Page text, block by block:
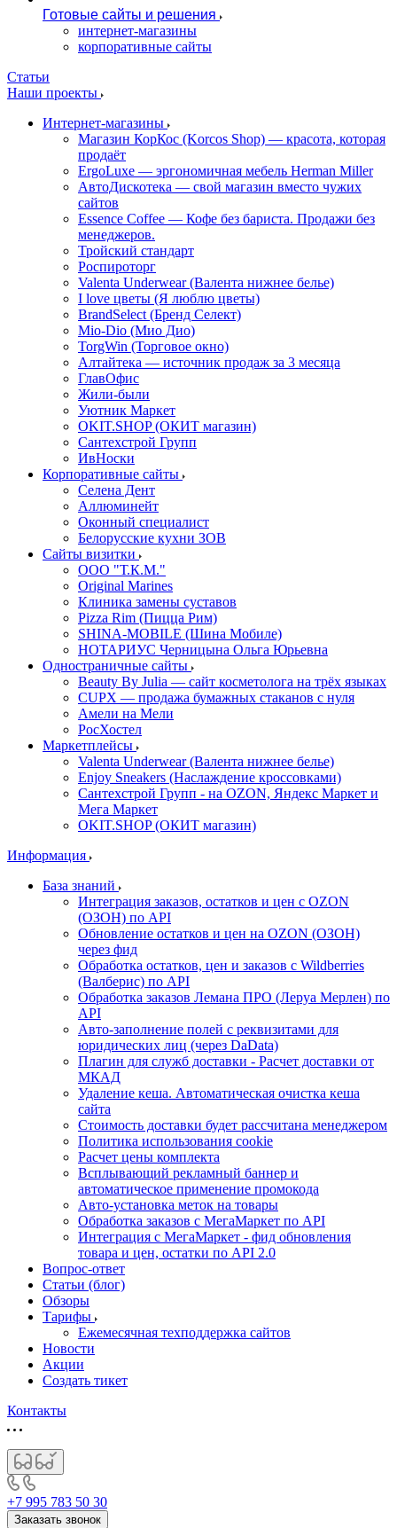
Готовые сайты и решения
интернет-магазины
корпоративные сайты
Статьи
Наши проекты
Интернет-магазины
Магазин КорКос (Korcos Shop) — красота, которая
продаёт
ErgoLuxe — эргономичная мебель Herman Miller
АвтоДискотека — свой магазин вместо чужих
сайтов
Essence Coffee — Кофе без бариста. Продажи без
менеджеров.
Тройский стандарт
Роспироторг
Valenta Underwear (Валента нижнее белье)
I love цветы (Я люблю цветы)
BrandSelect (Бренд Селект)
Mio-Dio (Мио Дио)
TorgWin (Торговое окно)
Алтайтека — источник продаж за 3 месяца
ГлавОфис
Жили-были
Уютник Маркет
OKIT.SHOP (ОКИТ магазин)
Сантехстрой Групп
ИвНоски
Корпоративные сайты
Селена Дент
Аллюминейт
Оконный специалист
Белорусские кухни ЗОВ
Сайты визитки
ООО "Т.К.М."
Original Marines
Клиника замены суставов
Pizza Rim (Пицца Рим)
SHINA-MOBILE (Шина Мобиле)
НОТАРИУС Черницына Ольга Юрьевна
Одностраничные сайты
Beauty By Julia — сайт косметолога на трёх языках
CUPX — продажа бумажных стаканов с нуля
Амели на Мели
РосХостел
Маркетплейсы
Valenta Underwear (Валента нижнее белье)
Enjoy Sneakers (Наслаждение кроссовками)
Сантехcтрой Групп - на OZON, Яндекс Маркет и
Мега Маркет
OKIT.SHOP (ОКИТ магазин)
Информация
База знаний
Интеграция заказов, остатков и цен с OZON
(ОЗОН) по API
Обновление остатков и цен на OZON (ОЗОН)
через фид
Обработка остатков, цен и заказов с Wildberries
(Валберис) по API
Обработка заказов Лемана ПРО (Леруа Мерлен) по
API
Авто-заполнение полей с реквизитами для
юридических лиц (через DaData)
Плагин для служб доставки - Расчет доставки от
МКАД
Удаление кеша. Автоматическая очистка кеша
сайта
Стоимость доставки будет рассчитана менеджером
Политика использования cookie
Расчет цены комплекта
Всплывающий рекламный баннер и
автоматическое применение промокода
Авто-установка меток на товары
Обработка заказов с МегаМаркет по API
Интеграция с МегаМаркет - фид обновления
товара и цен, остатки по API 2.0
Вопрос-ответ
Статьи (блог)
Обзоры
Тарифы
Ежемесячная техподдержка сайтов
Новости
Акции
Создать тикет
Контакты
+7 995 783 50 30
Заказать звонок